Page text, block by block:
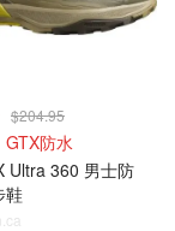
$204.95
GTX防水
Ultra 360 男士防
鞋